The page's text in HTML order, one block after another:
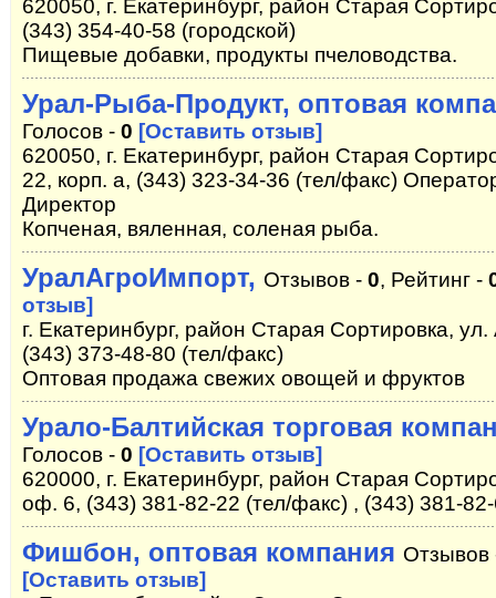
620050, г. Екатеринбург, район Старая
(343) 354-40-58 (городской)
Пищевые добавки, продукты пчеловодства.
Урал-Рыба-Продукт, оптовая
Голосов - 0 [Оставить отзыв]
620050, г. Екатеринбург, район Старая
22, корп. а, (343) 323-34-36 (тел/факс)
Директор
Копченая, вяленная, соленая рыба.
УралАгроИмпорт, Отзывов - 0, Рейтинг -
отзыв]
г. Екатеринбург, район Старая Сортировка,
(343) 373-48-80 (тел/факс)
Оптовая продажа свежих овощей и фруктов
Урало-Балтийская торговая
Голосов - 0 [Оставить отзыв]
620000, г. Екатеринбург, район Старая
оф. 6, (343) 381-82-22 (тел/факс) , (343) 381-82-
Фишбон, оптовая компания
[Оставить отзыв]